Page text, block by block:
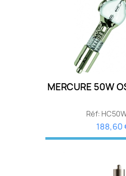
MERCURE 50W
Réf:
188,60